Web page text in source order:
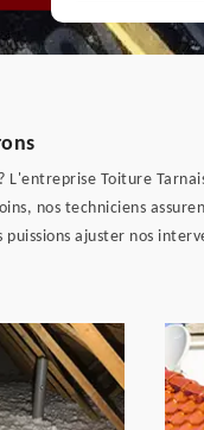
Toiture
nos techniciens
ajuster nos